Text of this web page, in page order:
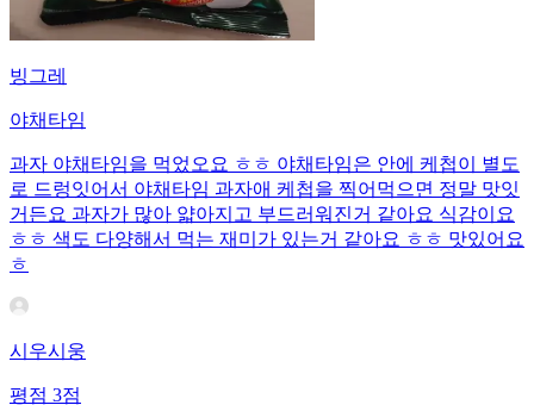
빙그레
야채타임
과자 야채타임을 먹었오요 ㅎㅎ 야채타임은 안에 케첩이 별도
로 드렁잇어서 야채타임 과자애 케첩을 찍어먹으면 정말 맛잇
거든요 과자가 많아 얇아지고 부드러워진거 같아요 식감이요
ㅎㅎ 색도 다양해서 먹는 재미가 있는거 같아요 ㅎㅎ 맛있어요
ㅎ
시우시웅
평점 3점